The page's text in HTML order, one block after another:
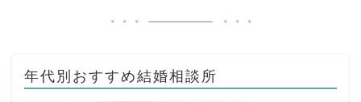
年代別おすすめ結婚相談所